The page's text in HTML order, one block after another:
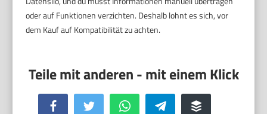
oder auf Funktionen verzichten. Deshalb lohnt es sich, vor
dem Kauf auf Kompatibilität zu achten.
Facebook Twitter WhatsApp Telegram Buffer